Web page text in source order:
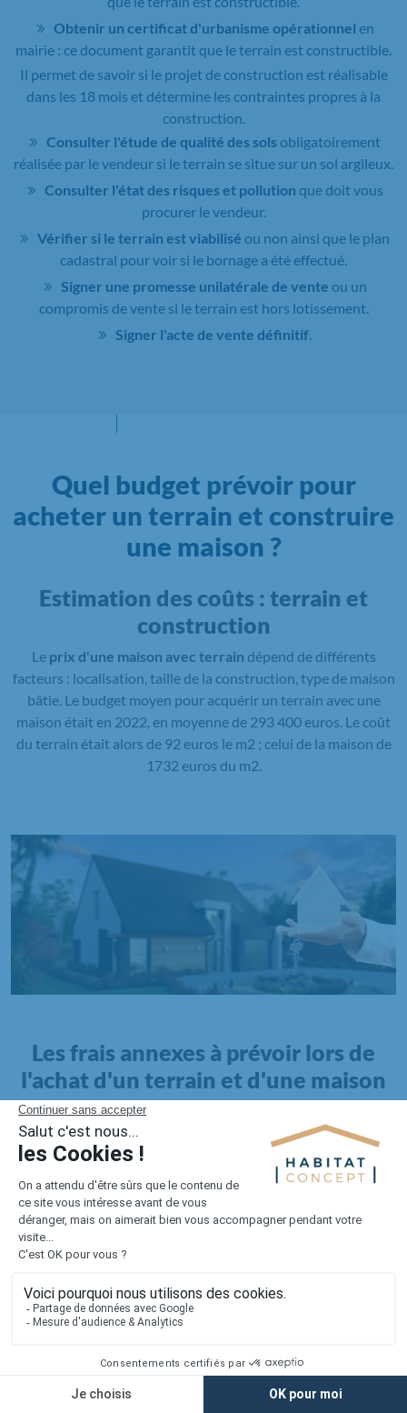
Obtenir un certificat d'urbanisme opérationnel en
mairie : ce document garantit que le terrain est constructible.
Il permet de savoir si le projet de construction est réalisable
dans les 18 mois et détermine les contraintes propres à la
construction.
Consulter l'étude de qualité des sols obligatoirement
réalisée par le vendeur si le terrain se situe sur un sol argileux.
Consulter l'état des risques et pollution que doit vous
procurer le vendeur.
Vérifier si le terrain est viabilisé ou non ainsi que le plan
cadastral pour voir si le bornage a été effectué.
Signer une promesse unilatérale de vente ou un
compromis de vente si le terrain est hors lotissement.
Signer l'acte de vente définitif
Quel budget prévoir pour
acheter un terrain et construire
une maison ?
Estimation des coûts : terrain et
construction
Le prix d'une maison avec terrain dépend de différents
facteurs : localisation, taille de la construction, type de maison
bâtie. Le budget moyen pour acquérir un terrain avec une
maison était en 2022, en moyenne de 293 400 euros. Le coût
du terrain était alors de 92 euros le m2 ; celui de la maison de
1732 euros du m2.
Les frais annexes à prévoir lors de
l'achat d'un terrain et d'une maison
Il faut également intégrer à votre budget, les
pour la maison. Outre l'achat du terrain et la construction, il
faut prendre en compte la viabilisation si elle n'est pas
proposée par le constructeur. Les frais de raccordements et les
taxes éventuelles coûtent entre 5 000 et 15 000 euros selon la
localisation du terrain et son accès.
Quant auxfrais de notaire
Lorsque vous vous tournez vers une maison existante, il sera
nécessaire de faire des travaux de rénovation. Ceux-ci sont
souvent coûteux et doivent être ajoutés au prix de l'achat